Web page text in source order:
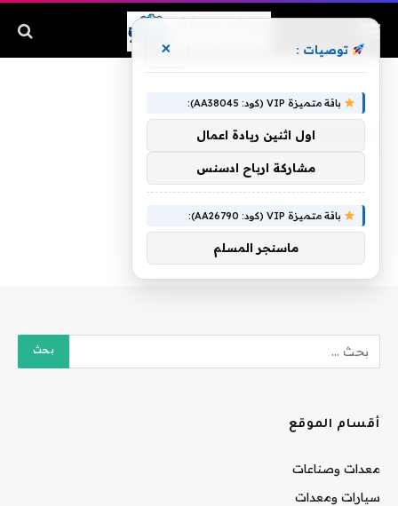
أقسام الموقع
معدات وصناعات
سيارات ومعدات
توصيات : ×
باقة متميزة VIP (كود: AA38045):
اول اثنين ريادة اعمال
مشاركة ارباح ادسنس
باقة متميزة VIP (كود: AA26790):
ماسنجر المسلم